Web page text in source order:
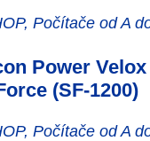
Počítače od A
Power Velox
(SF-1200)
Počítače od A